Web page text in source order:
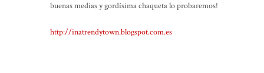
buenas medias y gordísima chaqueta lo probaremos!
http://inatrendytown.blogspot.com.es